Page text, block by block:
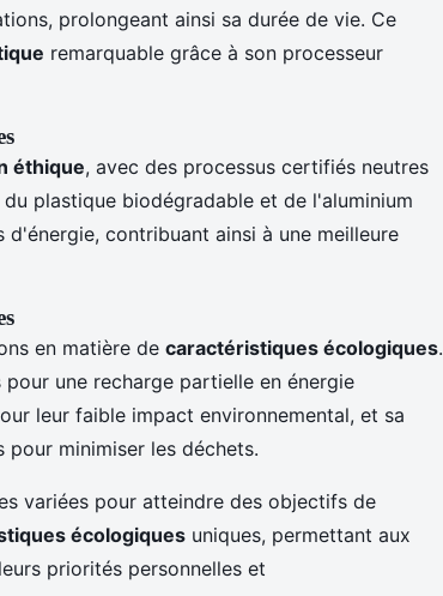
prolongeant ainsi sa durée de vie. Ce
remarquable grâce à son processeur
éthique, avec des processus certifiés neutres
plastique biodégradable et de l'aluminium
d'énergie, contribuant ainsi à une meilleure
en matière de caractéristiques écologiques.
une recharge partielle en énergie
leur faible impact environnemental, et sa
minimiser les déchets.
variées pour atteindre des objectifs de
écologiques uniques, permettant aux
priorités personnelles et